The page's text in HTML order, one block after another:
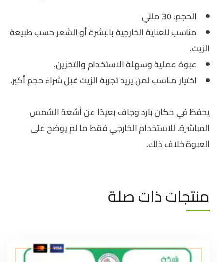
الحجم: 30 مللي
مناسب للعناية الخارجية بالبشرة أو الشعر حسب طبيعة
الزيت.
عبوة عملية وسهلة الاستخدام والتخزين.
اختيار مناسب لمن يريد تجربة الزيت قبل شراء حجم أكبر.
يحفظ في مكان بارد وجاف بعيدًا عن أشعة الشمس
المباشرة. للاستخدام الخارجي فقط ما لم يوضح على
العبوة خلاف ذلك.
منتجات ذات صلة